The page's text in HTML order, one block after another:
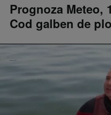
Prognoza Meteo,
Cod galben de